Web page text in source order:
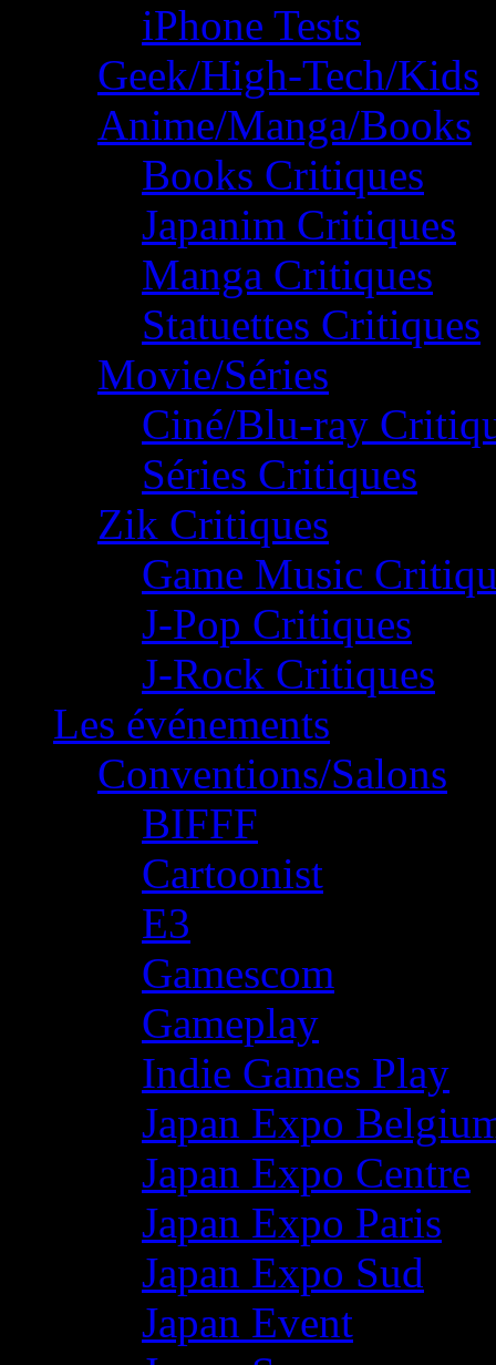
iPhone Tests
Geek/High-Tech/Kids
Anime/Manga/Books
Books Critiques
Japanim Critiques
Manga Critiques
Statuettes Critiques
Movie/Séries
Ciné/Blu-ray
Séries Critiques
Zik Critiques
Game Music
J-Pop Critiques
J-Rock Critiques
Les événements
Conventions/Salons
BIFFF
Cartoonist
E3
Gamescom
Gameplay
Indie Games Play
Japan Expo
Japan Expo Centre
Japan Expo Paris
Japan Expo Sud
Japan Event